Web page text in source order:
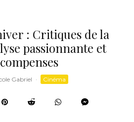
: Critiques de la
passionnante et
Gabriel · Cinéma